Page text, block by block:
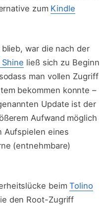
zum Kindle
war die nach der
ließ sich zu Beginn
man vollen Zugriff
bekommen konnte –
Update ist der
Aufwand möglich
Aufspielen eines
(entnehmbare)
beimTolino
den Root-Zugriff